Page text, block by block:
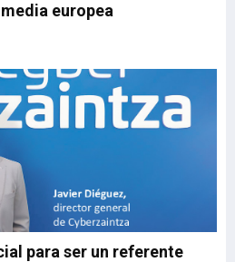
europea
para ser un referente